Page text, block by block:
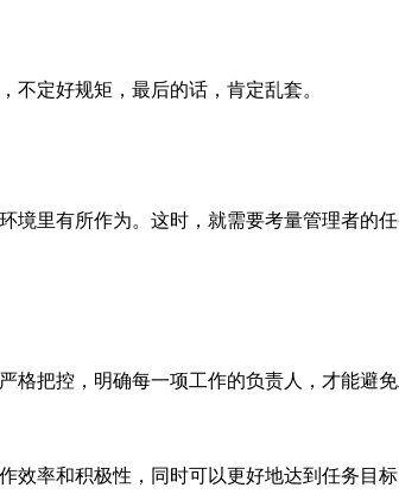
不定好规矩，最后的话，肯定乱套。
境里有所作为。这时，就需要考量管理者的
格把控，明确每一项工作的负责人，才能避
效率和积极性，同时可以更好地达到任务目